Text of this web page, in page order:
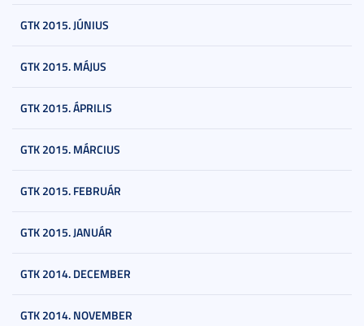
GTK 2015. JÚNIUS
GTK 2015. MÁJUS
GTK 2015. ÁPRILIS
GTK 2015. MÁRCIUS
GTK 2015. FEBRUÁR
GTK 2015. JANUÁR
GTK 2014. DECEMBER
GTK 2014. NOVEMBER